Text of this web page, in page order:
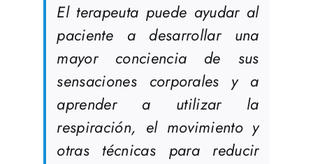
El terapeuta puede ayudar al
paciente a desarrollar una
mayor conciencia de sus
sensaciones corporales y a
aprender a utilizar la
respiración, el movimiento y
otras técnicas para reducir